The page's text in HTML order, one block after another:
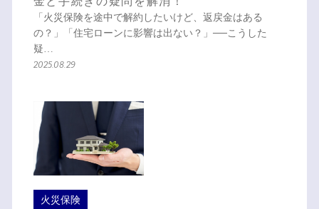
「火災保険を途中で解約したいけど、返戻金はある
の？」「住宅ローンに影響は出ない？」──こうした
疑…
2025.08.29
火災保険